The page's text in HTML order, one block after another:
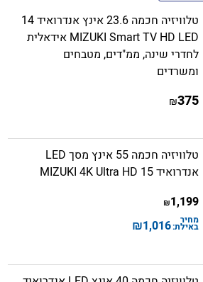
טלוויזיה חכמה 23.6 אינץ אנדרואיד 14
MIZUKI Smart TV HD LED אידאלית
לחדרי שינה, ממ"דים, מטבחים
ומשרדים
375
₪
טלוויזיה חכמה 55 אינץ מסך LED
אנדרואיד 15 MIZUKI 4K Ultra HD
1,199
₪
מחיר
באילת:1,016
₪